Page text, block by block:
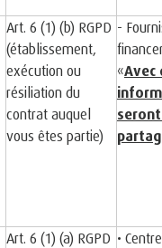
Art. 6 (1) (b) RGPD
(établissement,
exécution ou
résiliation du
contrat auquel
vous êtes partie)
-
«Avec
Art. 6 (1) (a) RGPD •